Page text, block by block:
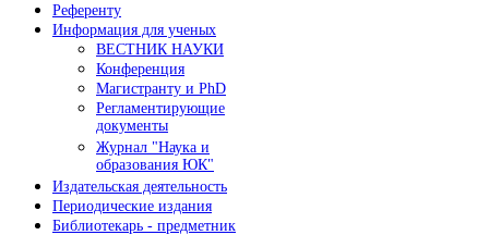
Референту
Информация для ученых
ВЕСТНИК НАУКИ
Конференция
Магистранту и PhD
Регламентирующие
документы
Журнал "Наука и
образования ЮК"
Издательская деятельность
Периодические издания
Библиотекарь - предметник